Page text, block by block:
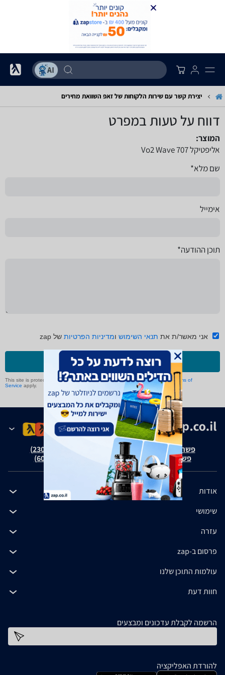
יצירת קשר עם שירות הלקוחות של זאפ השוואת מחירים
דווח על טעות במפרט
המוצר:
אליפטיקל Vo2 Wave 707
שם מלא*
אימייל
תוכן ההודעה*
אני מאשר/ת את תנאי השימוש ומדיניות הפרטיות של zap
שליחה
This site is protected by reCAPTCHA and the GooglePrivacy Policyand Terms of
Service apply.
פשרה בת"צ אבנצ'יק נ' זאפ גרופ (ת"צ 23008-08-20)
פשרה בת"צ כהנים נ' זאפ גרופ (ת"צ 60371-12-19)
אודות
שימושי
עזרה
פרסום ב-zap
עולמות התוכן שלנו
חוות דעת
הרשמה לקבלת עדכונים ומבצעים
להורדת האפליקציה